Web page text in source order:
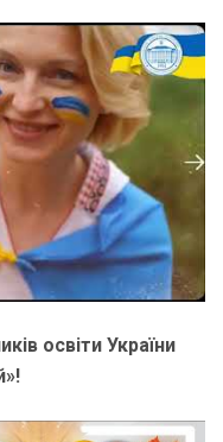
освіти України